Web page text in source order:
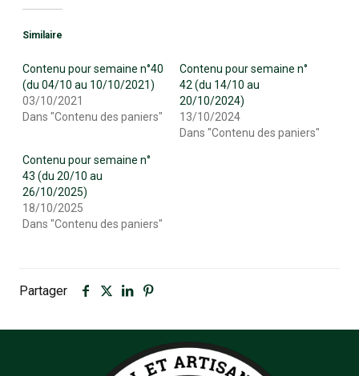
Similaire
Contenu pour semaine n°40
(du 04/10 au 10/10/2021)
03/10/2021
Dans "Contenu des paniers"
Contenu pour semaine n°
42 (du 14/10 au
20/10/2024)
13/10/2024
Dans "Contenu des paniers"
Contenu pour semaine n°
43 (du 20/10 au
26/10/2025)
18/10/2025
Dans "Contenu des paniers"
Partager